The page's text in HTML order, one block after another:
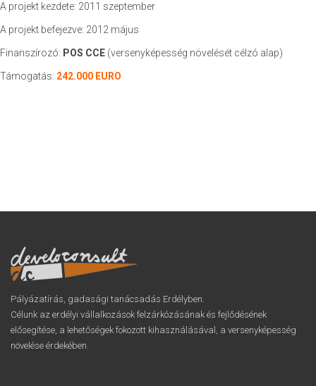
A projekt kezdete: 2011 szeptember
A projekt befejezve: 2012 május
Finanszírozó: POS CCE (versenyképesség növelését célzó alap)
Támogatás: 242.000 EURO
Pályázatírás, gadasági tanácsadás Erdélyben.
Célunk az erdélyi vállalkozások felzárkózásának és fejlődésének
elősegítése, a lehetőségek fokozott kihasználásával, a versenyképesség
növelése érdekében.